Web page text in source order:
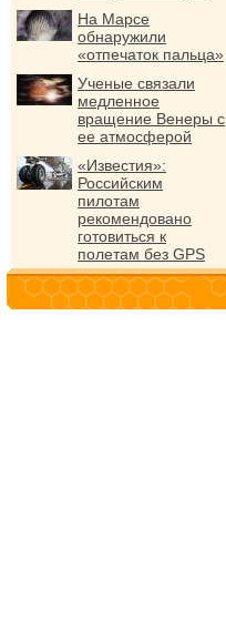
На Марсе
обнаружили
«отпечаток пальца»
Ученые связали
медленное
вращение Венеры с
ее атмосферой
«Известия»:
Российским
пилотам
рекомендовано
готовиться к
полетам без GPS